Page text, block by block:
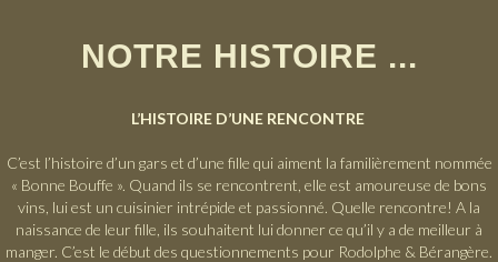
NOTRE HISTOIRE ...
L’HISTOIRE D’UNE RENCONTRE
C’est l’histoire d’un gars et d’une fille qui aiment la familièrement nommée
« Bonne Bouffe ». Quand ils se rencontrent, elle est amoureuse de bons
vins, lui est un cuisinier intrépide et passionné. Quelle rencontre! A la
naissance de leur fille, ils souhaitent lui donner ce qu’il y a de meilleur à
manger. C’est le début des questionnements pour Rodolphe & Bérangère.